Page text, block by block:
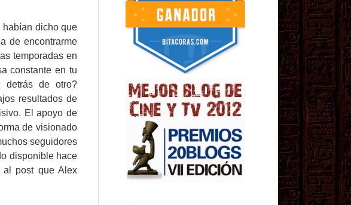
habían dicho que
de encontrarme
temporadas en
constante en tu
de otro?
resultados de
El apoyo de
de visionado
seguidores
disponible hace
al post que Alex